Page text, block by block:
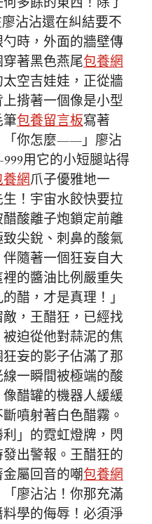
沾沾還在糾結要不
時，外面的牆壁傳
著黑色燕尾包養網
空吉娃娃，正從牆
揹著一個像是小型
包養留言板寫著
「你怎麼——」廖沾
用它的小短腿站得
網爪子優雅地一
！宇宙水餃快要拉
酸離子炮鎖定前離
尖銳、刺鼻的酸氣
伴隨著一個狂妄自大
的醬油比例嚴重失
醋，才是真理！」
，王醋狂，已經找
迫從他對蒜泥的焦
妄的影子佔滿了那
一瞬間被極端的酸
醋罐的機器人緩緩
噴射著白色醋霧。
」的霓虹燈牌，閃
出警報。王醋狂的
屬回音的嘲包養網
廖沾沾！你那充滿
學的侮辱！必須淨